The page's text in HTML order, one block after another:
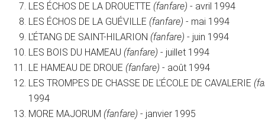
LES ÉCHOS DE LA DROUETTE (fanfare) - avril 1994
LES ÉCHOS DE LA GUÉVILLE (fanfare) - mai 1994
L'ÉTANG DE SAINT-HILARION (fanfare) - juin 1994
LES BOIS DU HAMEAU (fanfare) - juillet 1994
LE HAMEAU DE DROUE (fanfare) - août 1994
LES TROMPES DE CHASSE DE L'ÉCOLE DE CAVALERIE
1994
MORE MAJORUM (fanfare) - janvier 1995